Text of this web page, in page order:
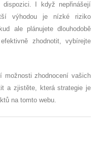
I když nepřinášejí
výhodou je nízké riziko
ale plánujete dlouhodobě
zhodnotit, vybírejte
možnosti zhodnocení vašich
a zjistěte, která strategie je
na tomto webu.